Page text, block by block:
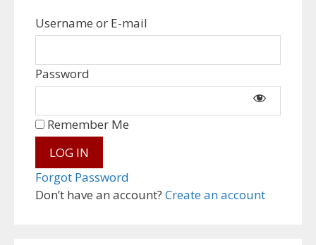
Username or E-mail
Password
Don’t have an account? Create an account
Remember Me
Forgot Password